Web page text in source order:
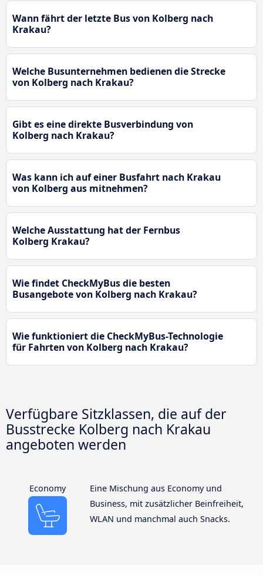
Wann fährt der letzte Bus von Kolberg nach
Krakau?
Welche Busunternehmen bedienen die Strecke
von Kolberg nach Krakau?
Gibt es eine direkte Busverbindung von
Kolberg nach Krakau?
Was kann ich auf einer Busfahrt nach Krakau
von Kolberg aus mitnehmen?
Welche Ausstattung hat der Fernbus
Kolberg Krakau?
Wie findet CheckMyBus die besten
Busangebote von Kolberg nach Krakau?
Wie funktioniert die CheckMyBus-Technologie
für Fahrten von Kolberg nach Krakau?
Verfügbare Sitzklassen, die auf der
Busstrecke Kolberg nach Krakau
angeboten werden
Economy
Eine Mischung aus Economy und
Business, mit zusätzlicher Beinfreiheit,
WLAN und manchmal auch Snacks.